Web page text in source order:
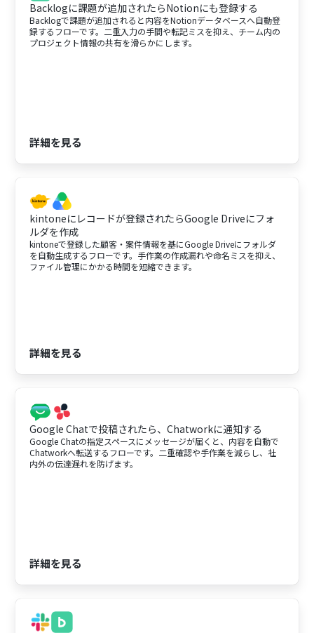
Backlogに課題が追加されたらNotionにも登録する
Backlogで課題が追加されると内容をNotionデータベースへ自動登
録するフローです。二重入力の手間や転記ミスを抑え、チーム内の
プロジェクト情報の共有を滑らかにします。
詳細を見る
kintoneにレコードが登録されたらGoogle Driveにフォ
ルダを作成
kintoneで登録した顧客・案件情報を基にGoogle Driveにフォルダ
を自動生成するフローです。手作業の作成漏れや命名ミスを抑え、
ファイル管理にかかる時間を短縮できます。
詳細を見る
Google Chatで投稿されたら、Chatworkに通知する
Google Chatの指定スペースにメッセージが届くと、内容を自動で
Chatworkへ転送するフローです。二重確認や手作業を減らし、社
内外の伝達遅れを防げます。
詳細を見る